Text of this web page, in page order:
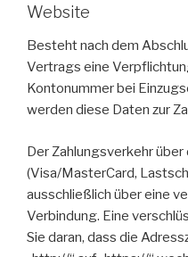
Website
Besteht nach dem
Vertrags eine
Kontonummer bei
werden diese Daten zur
Der Zahlungsverkehr
(Visa/MasterCard,
ausschließlich über eine
Verbindung. Eine
Sie daran, dass die